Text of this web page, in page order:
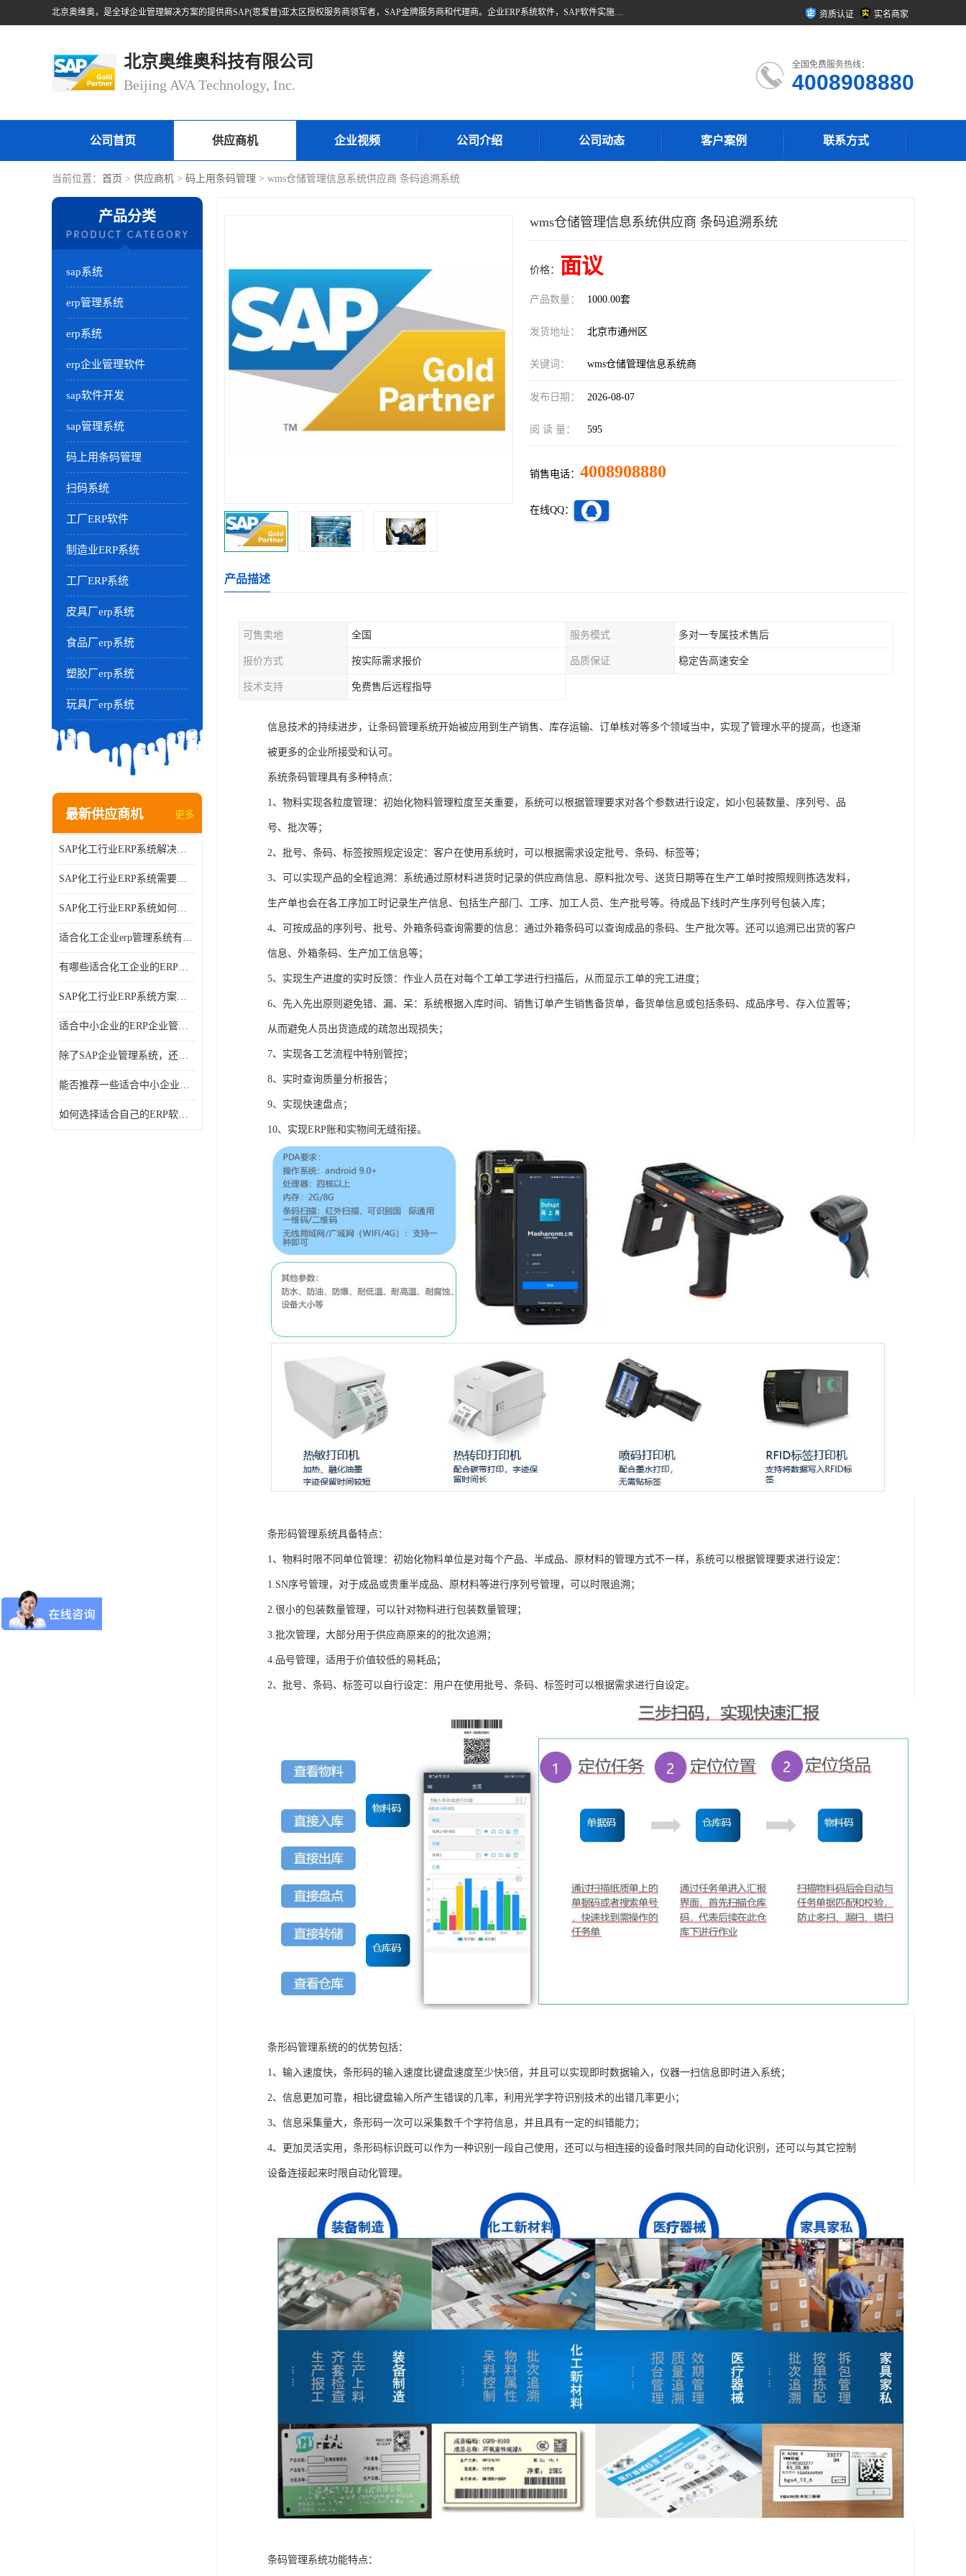
北京奥维奥，是全球企业管理解决方案的提供商SAP(思爱普)亚太区授权服务商领军者，SAP金牌服务商和代理商。企业ERP系统软件，SAP软件实施，17年来服务客户1500多家。提供SAP Business One，SAP Business ByDesign，SAP S/4HANA Cloud，SAP Analytics Cloud （分析云）等产品与解决方案。咨询专线：400-890-8880 资质认证 实名商家
北京奥维奥科技有限公司
Beijing AVA Technology, Inc.
全国免费服务热线：
4008908880
公司首页 供应商机 企业视频 公司介绍 公司动态 客户案例 联系方式
当前位置： 首页 > 供应商机 > 码上用条码管理 > wms仓储管理信息系统供应商 条码追溯系统
产品分类
sap系统
erp管理系统
erp系统
erp企业管理软件
sap软件开发
sap管理系统
码上用条码管理
扫码系统
工厂ERP软件
制造业ERP系统
工厂ERP系统
皮具厂erp系统
食品厂erp系统
塑胶厂erp系统
玩具厂erp系统
最新供应商机 更多
SAP化工行业ERP系统解决方案的细节和功能介绍？北京奥维奥
SAP化工行业ERP系统需要多少钱？北京奥维奥
SAP化工行业ERP系统如何帮助企业提率和降？北京奥维奥
适合化工企业erp管理系统有哪些？分别有哪些优势?
有哪些适合化工企业的ERP管理系统？分别需要多少钱？
SAP化工行业ERP系统方案介绍？SAP实施商，北京奥维奥
适合中小企业的ERP企业管理系统的价格大概是多少？北京奥维奥
除了SAP企业管理系统，还有哪些类似的企业管理软件可以推荐？
能否推荐一些适合中小企业的ERP企业管理软件？北京奥维奥
如何选择适合自己的ERP软件？北京奥维奥
wms仓储管理信息系统供应商 条码追溯系统
价格： 面议
产品数量： 1000.00套
发货地址： 北京市通州区
关键词： wms仓储管理信息系统商
发布日期： 2026-08-07
阅 读 量： 595
销售电话： 4008908880
在线QQ：
产品描述
可售卖地 全国 服务模式 多对一专属技术售后
报价方式 按实际需求报价 品质保证 稳定告高速安全
技术支持 免费售后远程指导
信息技术的持续进步，让条码管理系统开始被应用到生产销售、库存运输、订单核对等多个领域当中，实现了管理水平的提高，也逐渐
被更多的企业所接受和认可。
系统条码管理具有多种特点：
1、物料实现各粒度管理：初始化物料管理粒度至关重要，系统可以根据管理要求对各个参数进行设定，如小包装数量、序列号、品
号、批次等；
2、批号、条码、标签按照规定设定：客户在使用系统时，可以根据需求设定批号、条码、标签等；
3、可以实现产品的全程追溯：系统通过原材料进货时记录的供应商信息、原料批次号、送货日期等在生产工单时按照规则拣选发料，
生产单也会在各工序加工时记录生产信息、包括生产部门、工序、加工人员、生产批号等。待成品下线时产生序列号包装入库；
4、可按成品的序列号、批号、外箱条码查询需要的信息：通过外箱条码可以查询成品的条码、生产批次等。还可以追溯已出货的客户
信息、外箱条码、生产加工信息等；
5、实现生产进度的实时反馈：作业人员在对每个工单工学进行扫描后，从而显示工单的完工进度；
6、先入先出原则避免错、漏、呆：系统根据入库时间、销售订单产生销售备货单，备货单信息或包括条码、成品序号、存入位置等；
从而避免人员出货造成的疏忽出现损失；
7、实现各工艺流程中特别管控；
8、实时查询质量分析报告；
9、实现快速盘点；
10、实现ERP账和实物间无缝衔接。
条形码管理系统具备特点：
1、物料时限不同单位管理：初始化物料单位是对每个产品、半成品、原材料的管理方式不一样，系统可以根据管理要求进行设定：
1.SN序号管理，对于成品或贵重半成品、原材料等进行序列号管理，可以时限追溯；
2.很小的包装数量管理，可以针对物料进行包装数量管理；
3.批次管理，大部分用于供应商原来的的批次追溯；
4.品号管理，适用于价值较低的易耗品；
2、批号、条码、标签可以自行设定：用户在使用批号、条码、标签时可以根据需求进行自设定。
条形码管理系统的的优势包括：
1、输入速度快，条形码的输入速度比键盘速度至少快5倍，并且可以实现即时数据输入，仪器一扫信息即时进入系统；
2、信息更加可靠，相比键盘输入所产生错误的几率，利用光学字符识别技术的出错几率更小；
3、信息采集量大，条形码一次可以采集数千个字符信息，并且具有一定的纠错能力；
4、更加灵活实用，条形码标识既可以作为一种识别一段自己使用，还可以与相连接的设备时限共同的自动化识别，还可以与其它控制
设备连接起来时限自动化管理。
条码管理系统功能特点：